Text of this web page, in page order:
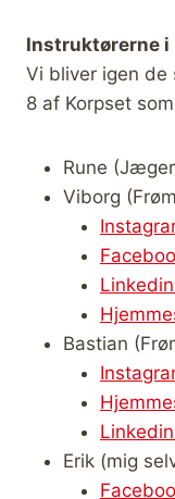
Instruktørerne i
Vi bliver igen
8 af Korpset
Rune
Viborg
Bastian
Erik (mig